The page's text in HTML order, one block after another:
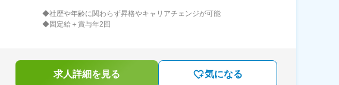
◆社歴や年齢に関わらず昇格やキャリアチェンジが可能
◆固定給＋賞与年2回
求人詳細を見る 気になる